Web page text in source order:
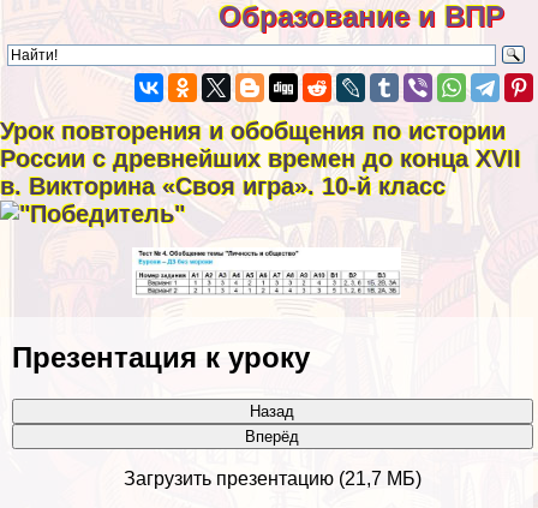
Образование и ВПР
Урок повторения и обобщения по истории
России с древнейших времен до конца XVII
в. Викторина «Своя игра». 10-й класс
Презентация к уроку
Назад
Вперёд
Загрузить презентацию (21,7 МБ)